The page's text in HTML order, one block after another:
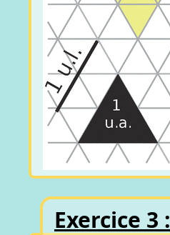
Exercice 3 :